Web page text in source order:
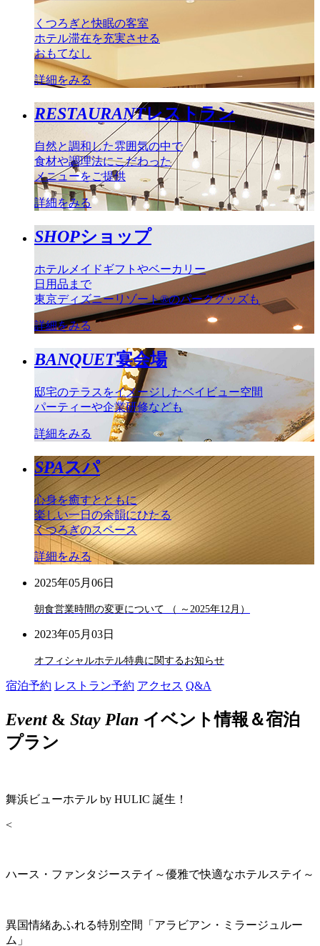
くつろぎと快眠の客室
ホテル滞在を充実させる
おもてなし
詳細をみる
RESTAURANTレストラン
自然と調和した雰囲気の中で
食材や調理法にこだわった
メニューをご提供
詳細をみる
SHOPショップ
ホテルメイドギフトやベーカリー
日用品まで
東京ディズニーリゾート®のパークグッズも
詳細をみる
BANQUET宴会場
邸宅のテラスをイメージしたベイビュー空間
パーティーや企業研修なども
詳細をみる
SPAスパ
心身を癒すとともに
楽しい一日の余韻にひたる
くつろぎのスペース
詳細をみる
2025年05月06日
朝食営業時間の変更について （ ～2025年12月）
2023年05月03日
オフィシャルホテル特典に関するお知らせ
宿泊予約 レストラン予約 アクセス Q&A
Event& Stay Plan イベント情報＆宿泊
プラン
舞浜ビューホテル by HULIC 誕生！
<
ハース・ファンタジーステイ～優雅で快適なホテルステイ～
異国情緒あふれる特別空間「アラビアン・ミラージュルー
ム」